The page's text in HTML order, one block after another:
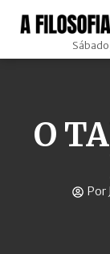
O
Por